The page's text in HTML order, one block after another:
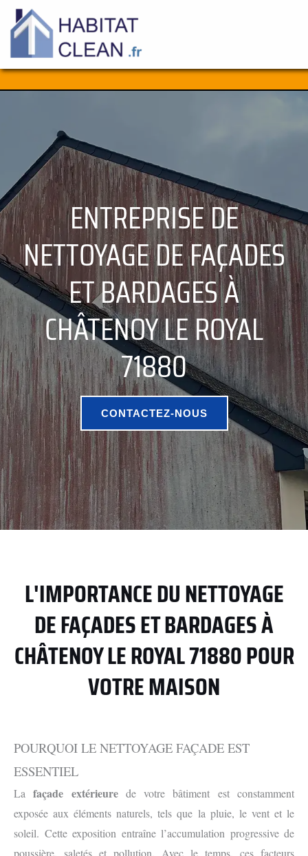
Aller
ENTREPRISE DE
NETTOYAGE DE FAÇADES
ET BARDAGES À
CHÂTENOY LE ROYAL
71880
CONTACTEZ-NOUS
L'IMPORTANCE DU NETTOYAGE
DE FAÇADES ET BARDAGES À
CHÂTENOY LE ROYAL 71880 POUR
VOTRE MAISON
POURQUOI LE NETTOYAGE FAÇADE EST
ESSENTIEL
Lafaçade extérieurede votre bâtiment est constamment
exposée aux éléments naturels, tels que la pluie, le vent et le
soleil. Cette exposition entraîne l’accumulation progressive de
poussière, saletés et pollution. Avec le temps, ces facteurs